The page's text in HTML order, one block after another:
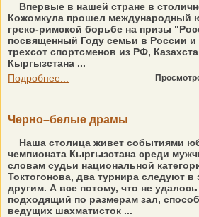
Впервые в нашей стране в
Кожомкула прошел международный
греко-римской борьбе на призы
посвященный Году семьи в России
трехсот спортсменов из РФ,
Кыргызстана ...
Подробнее...
Черно–белые драмы
Наша столица живет событиями
чемпионата Кыргызстана среди
словам судьи национальной
Токтогонова, два турнира следуют в
другим. А все потому, что не
подходящий по размерам зал,
ведущих шахматисток ...